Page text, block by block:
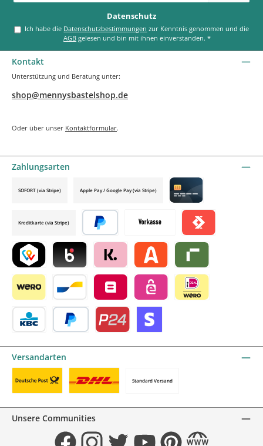
*
Datenschutz
Ich habe die Datenschutzbestimmungen
AGB gelesen und bin mit ihnen einverstanden.*
Kontakt
Unterstützung und Beratung unter:
shop@mennysbastelshop.de
Oder über unser Kontaktformular.
Zahlungsarten
Vorkasse Satispay by mollie
TWINT by mollieBlik by mollieKlarna by mollieAlma by mollieRiverty by mollie
Wero Bancontact by mollie
Belfius by mollieeps by mollie
SOFORT (via Stripe) Apple Pay / Google Pay (via Stripe)
Credit card by mollie
Kreditkarte (via Stripe)
Später bezahlen
Versandarten
Standard Versand
Unsere Communities